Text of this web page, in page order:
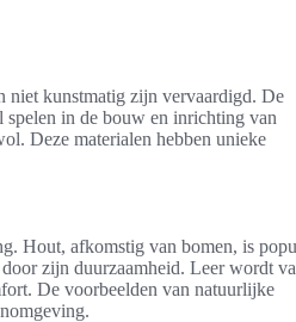
niet kunstmatig zijn vervaardigd. De
spelen in de bouw en inrichting van
Deze materialen hebben unieke
Hout, afkomstig van bomen, is
zijn duurzaamheid. Leer wordt
De voorbeelden van natuurlijke